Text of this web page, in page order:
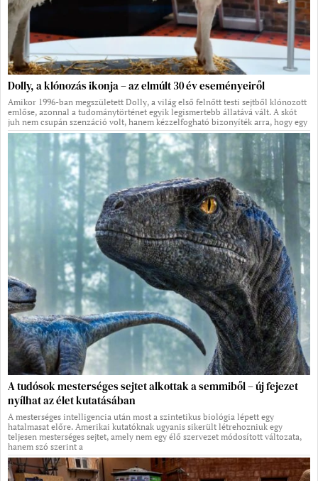
Dolly, a klónozás ikonja – az elmúlt 30 év eseményeiről
Amikor 1996-ban megszületett Dolly, a világ első felnőtt testi sejtből klónozott
emlőse, azonnal a tudománytörténet egyik legismertebb állatává vált. A skót
juh nem csupán szenzáció volt, hanem kézzelfogható bizonyíték arra, hogy egy
A tudósok mesterséges sejtet alkottak a semmiből – új fejezet
nyílhat az élet kutatásában
A mesterséges intelligencia után most a szintetikus biológia lépett egy
hatalmasat előre. Amerikai kutatóknak ugyanis sikerült létrehozniuk egy
teljesen mesterséges sejtet, amely nem egy élő szervezet módosított változata,
hanem szó szerint a